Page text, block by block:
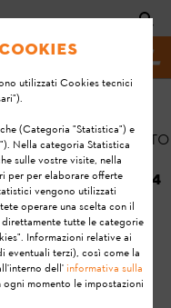
Aggiornato
il:
18/06/2024
FAQ
Installazione
utilizzati Cookies tecnici
(Categoria "Statistica") e
Nella categoria Statistica
sulle vostre visite, nella
per per elaborare offerte
vengono utilizzati
operare una scelta con il
tutte le categorie
Informazioni relative ai
eventuali terzi), così come la
dell' informativa sulla
momento le impostazioni